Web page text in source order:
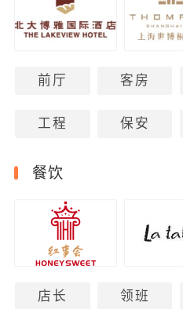
前厅 客房
工程 保安
餐饮
店长 领班